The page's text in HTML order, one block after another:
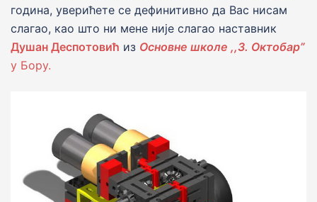
година, уверићете се дефинитивно да Вас нисам
слагао, као што ни мене није слагао наставник
Душан Деспотовић из Основне школе ,,3. Октобар”
у Бору.